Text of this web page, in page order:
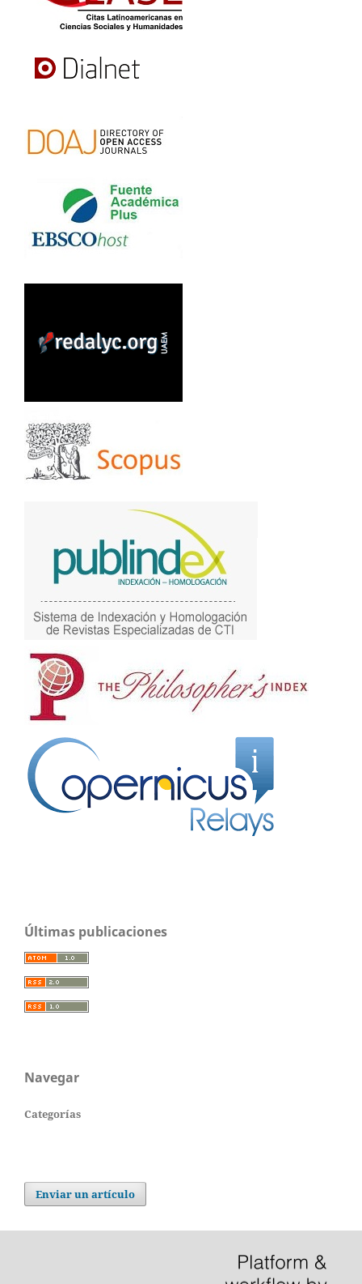
Últimas publicaciones
Navegar
Categorías
Enviar un artículo